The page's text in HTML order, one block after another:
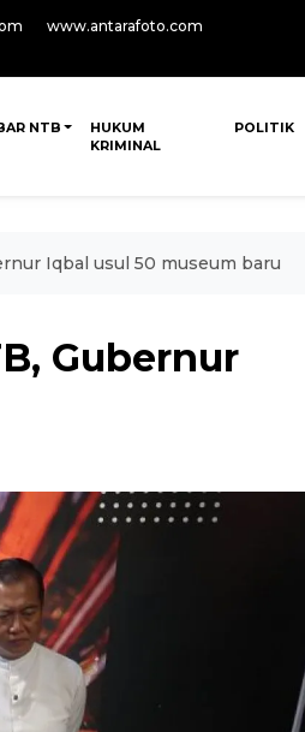
www.antarafoto.com
NTB
HUKUM
KRIMINAL
POLITIK
Iqbal usul 50 museum baru
Gubernur